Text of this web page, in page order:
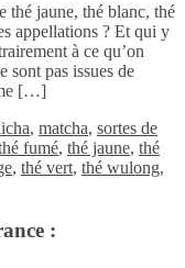
thé jaune, thé blanc, thé
appellations ? Et qui y
à ce qu’on
sont pas issues de
[…]
, matcha, sortes de
fumé, thé jaune, thé
, thé vert, thé wulong,
: